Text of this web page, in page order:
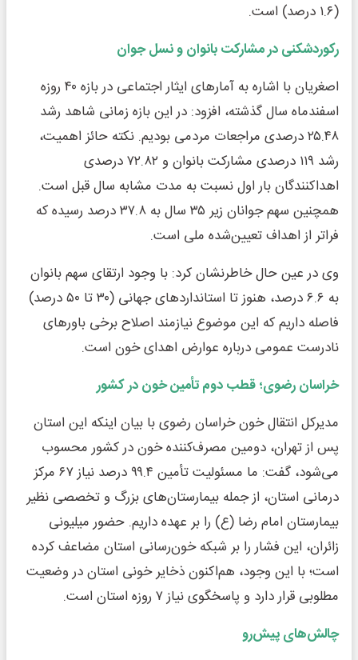
(۱.۶ درصد) است.
رکوردشکنی در مشارکت بانوان و نسل جوان
اصغریان با اشاره به آمارهای ایثار اجتماعی در بازه ۴۰ روزه
اسفندماه سال گذشته، افزود: در این بازه زمانی شاهد رشد
۲۵.۴۸ درصدی مراجعات مردمی بودیم. نکته حائز اهمیت،
رشد ۱۱۹ درصدی مشارکت بانوان و ۷۲.۸۲ درصدی
اهداکنندگان بار اول نسبت به مدت مشابه سال قبل است.
همچنین سهم جوانان زیر ۳۵ سال به ۳۷.۸ درصد رسیده که
فراتر از اهداف تعیین‌شده ملی است.
وی در عین حال خاطرنشان کرد: با وجود ارتقای سهم بانوان
به ۶.۶ درصد، هنوز تا استانداردهای جهانی (۳۰ تا ۵۰ درصد)
فاصله داریم که این موضوع نیازمند اصلاح برخی باورهای
نادرست عمومی درباره عوارض اهدای خون است.
خراسان رضوی؛ قطب دوم تأمین خون در کشور
مدیرکل انتقال خون خراسان رضوی با بیان اینکه این استان
پس از تهران، دومین مصرف‌کننده خون در کشور محسوب
می‌شود، گفت: ما مسئولیت تأمین ۹۹.۴ درصد نیاز ۶۷ مرکز
درمانی استان، از جمله بیمارستان‌های بزرگ و تخصصی نظیر
بیمارستان امام رضا (ع) را بر عهده داریم. حضور میلیونی
زائران، این فشار را بر شبکه خون‌رسانی استان مضاعف کرده
است؛ با این وجود، هم‌اکنون ذخایر خونی استان در وضعیت
مطلوبی قرار دارد و پاسخگوی نیاز ۷ روزه استان است.
چالش‌های پیش‌رو